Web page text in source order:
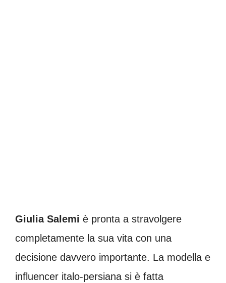
Giulia Salemi è pronta a stravolgere
completamente la sua vita con una
decisione davvero importante. La modella e
influencer italo-persiana si è fatta